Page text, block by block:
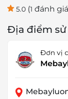
5.0 (1 đánh
Địa điểm
Đơn vị